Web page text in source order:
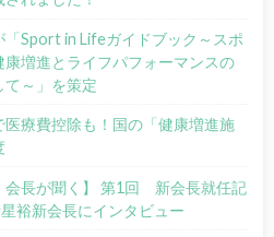
「Sport in Lifeガイドブック～スポ
康増進とライフパフォーマンスの
て～」を策定
医療費控除も！国の「健康増進施
会長が聞く】 第1回 新会長就任記
裕新会長にインタビュー